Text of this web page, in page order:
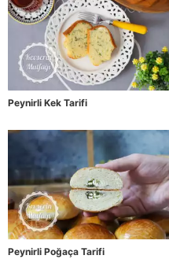
Peynirli Kek Tarifi
Peynirli Poğaça Tarifi